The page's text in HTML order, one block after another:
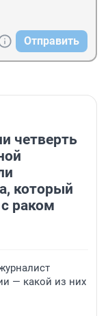
Отправить
четверть
который
раком
— какой из них